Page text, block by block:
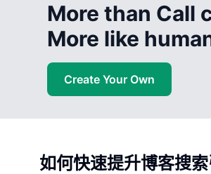
More than Call
More like
Create Your Own
如何快速提升博客搜